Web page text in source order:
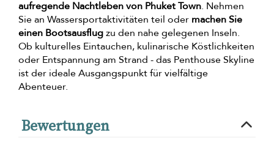
aufregende Nachtleben von Phuket Town. Nehmen
Sie an Wassersportaktivitäten teil oder machen Sie
einen Bootsausflugzu den nahe gelegenen Inseln.
Ob kulturelles Eintauchen, kulinarische Köstlichkeiten
oder Entspannung am Strand - das Penthouse Skyline
ist der ideale Ausgangspunkt für vielfältige
Abenteuer.
Bewertungen